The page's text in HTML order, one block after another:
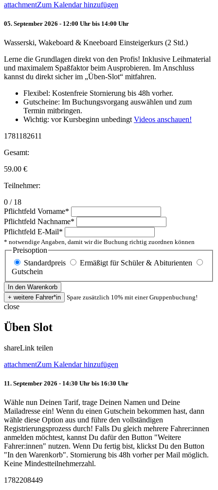
attachmentZum Kalendar hinzufügen
05. September 2026 - 12:00 Uhr bis 14:00 Uhr
Wasserski, Wakeboard & Kneeboard Einsteigerkurs (2 Std.)
Lerne die Grundlagen direkt von den Profis! Inklusive Leihmaterial
und maximalem Spaßfaktor beim Ausprobieren. Im Anschluss
kannst du direkt sicher im „Üben-Slot“ mitfahren.
Flexibel: Kostenfreie Stornierung bis 48h vorher.
Gutscheine: Im Buchungsvorgang auswählen und zum
Termin mitbringen.
Wichtig: vor Kursbeginn unbedingt Videos anschauen!
1781182611
Gesamt:
59.00 €
Teilnehmer:
0 / 18
Pflichtfeld Vorname*
Pflichtfeld Nachname*
Pflichtfeld E-Mail*
* notwendige Angaben, damit wir die Buchung richtig zuordnen können
Preisoption
Standardpreis
Ermäßigt für Schüler & Abiturienten
Gutschein
Spare zusätzlich 10% mit einer Gruppenbuchung!
close
Üben Slot
shareLink teilen
attachmentZum Kalendar hinzufügen
11. September 2026 - 14:30 Uhr bis 16:30 Uhr
Wähle nun Deinen Tarif, trage Deinen Namen und Deine
Mailadresse ein! Wenn du einen Gutschein bekommen hast, dann
wähle diese Option aus und führe den vollständigen
Registrierungsprozess durch! Falls Du gleich mehrere Fahrer:innen
anmelden möchtest, kannst Du dafür den Button "Weitere
Fahrer:innen" nutzen. Wenn Du fertig bist, klickst Du den Button
"In den Warenkorb". Stornierung bis 48h vorher per Mail möglich.
Keine Mindestteilnehmerzahl.
1782208449